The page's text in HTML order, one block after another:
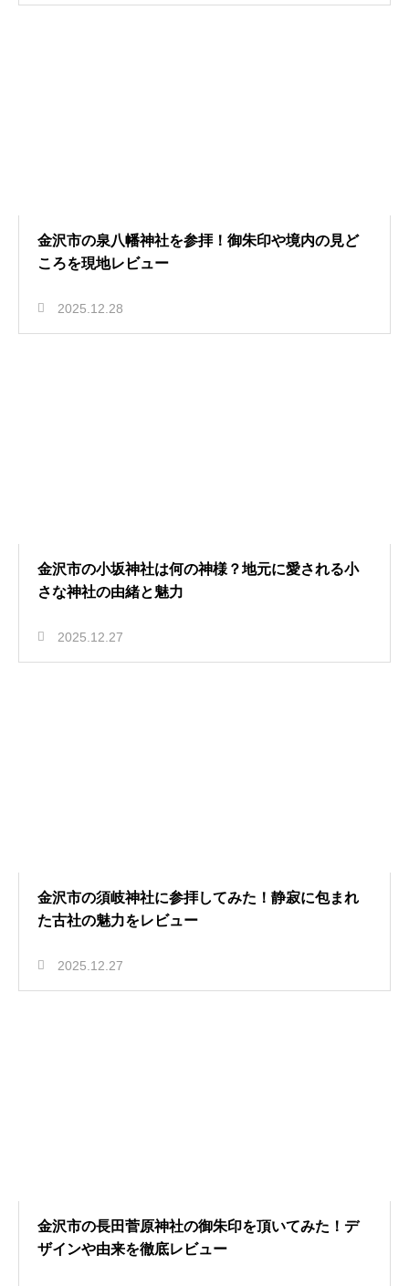
金沢市の泉八幡神社を参拝！御朱印や境内の見ど
ころを現地レビュー
2025.12.28
金沢市の小坂神社は何の神様？地元に愛される小
さな神社の由緒と魅力
2025.12.27
金沢市の須岐神社に参拝してみた！静寂に包まれ
た古社の魅力をレビュー
2025.12.27
金沢市の長田菅原神社の御朱印を頂いてみた！デ
ザインや由来を徹底レビュー